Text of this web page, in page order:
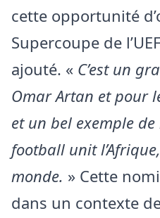
cette opportunité
Supercoupe de
ajouté. « C’est un
Omar Artan et pour
et un bel exemple
football unit
monde. » Cette
dans un contexte